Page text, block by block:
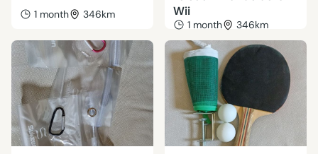
1 month 346km
Wii
1 month 346km